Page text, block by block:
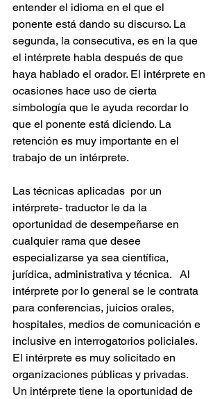
entender el idioma en el que el
ponente está dando su discurso. La
segunda, la consecutiva, es en la que
el intérprete habla después de que
haya hablado el orador. El intérprete en
ocasiones hace uso de cierta
simbología que le ayuda recordar lo
que el ponente está diciendo. La
retención es muy importante en el
trabajo de un intérprete.
Las técnicas aplicadas  por un
intérprete- traductor le da la
oportunidad de desempeñarse en
cualquier rama que desee
especializarse ya sea científica,
jurídica, administrativa y técnica.   Al
intérprete por lo general se le contrata
para conferencias, juicios orales,
hospitales, medios de comunicación e
inclusive en interrogatorios policiales.
El intérprete es muy solicitado en
organizaciones públicas y privadas.
Un intérprete tiene la oportunidad de